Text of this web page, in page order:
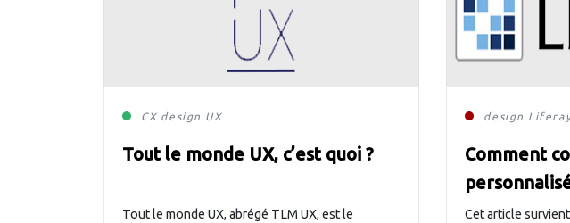
CX design UX
Tout le monde UX, c’est quoi ?
Tout le monde UX, abrégé TLM UX, est le
design
Comment
Liferay ?
Cet article